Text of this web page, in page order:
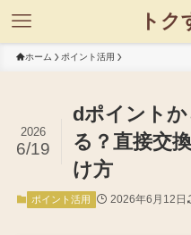
トク
ホーム ポイント活用
dポイント
る？直接交
け方
2026
6/19
ポイント活用 2026年6月12日